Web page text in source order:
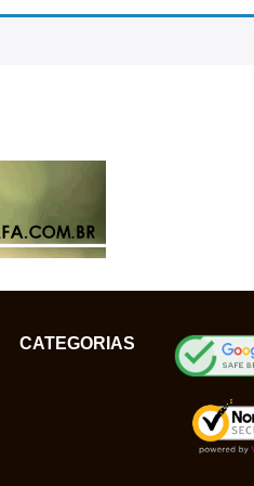
CATEGORIAS